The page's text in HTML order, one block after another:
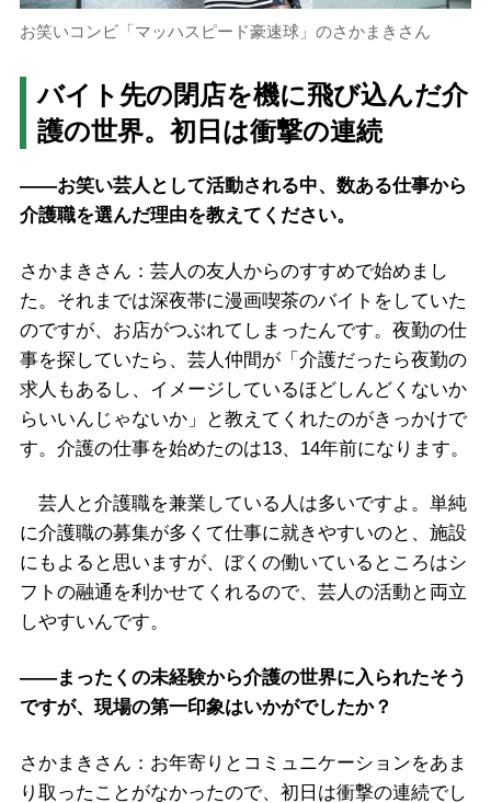
お笑いコンビ「マッハスピード豪速球」のさかまきさん
バイト先の閉店を機に飛び込んだ介
護の世界。初日は衝撃の連続
――お笑い芸人として活動される中、数ある仕事から
介護職を選んだ理由を教えてください。
さかまきさん：芸人の友人からのすすめで始めまし
た。それまでは深夜帯に漫画喫茶のバイトをしていた
のですが、お店がつぶれてしまったんです。夜勤の仕
事を探していたら、芸人仲間が「介護だったら夜勤の
求人もあるし、イメージしているほどしんどくないか
らいいんじゃないか」と教えてくれたのがきっかけで
す。介護の仕事を始めたのは13、14年前になります。
芸人と介護職を兼業している人は多いですよ。単純
に介護職の募集が多くて仕事に就きやすいのと、施設
にもよると思いますが、ぼくの働いているところはシ
フトの融通を利かせてくれるので、芸人の活動と両立
しやすいんです。
――まったくの未経験から介護の世界に入られたそう
ですが、現場の第一印象はいかがでしたか？
さかまきさん：お年寄りとコミュニケーションをあま
り取ったことがなかったので、初日は衝撃の連続でし